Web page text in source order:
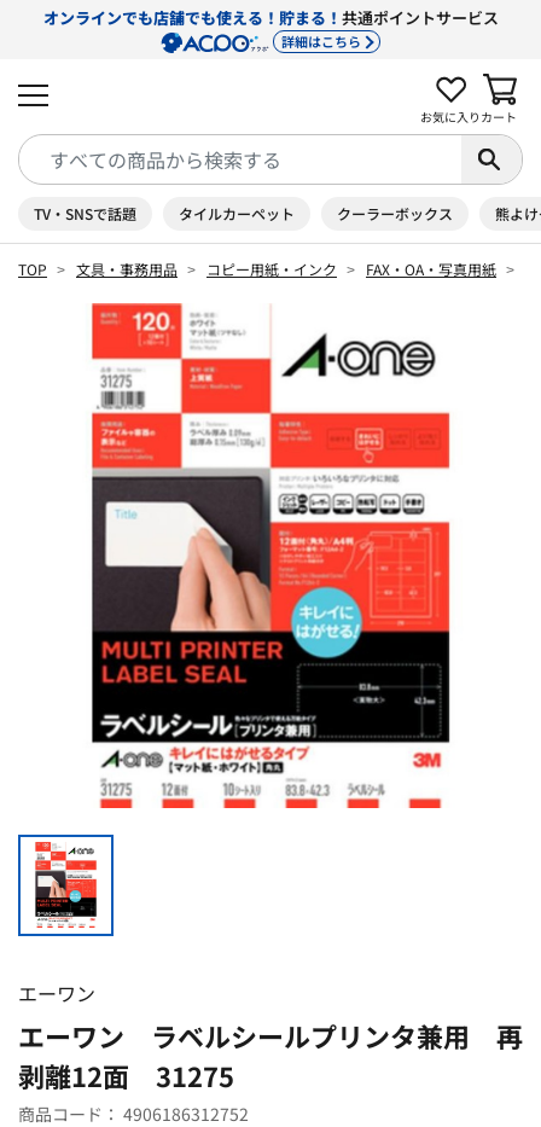
オンラインでも店舗でも使える！貯まる！ 共通ポイントサービス
詳細はこちら
お気に入り カート
TV・SNSで話題 タイルカーペット クーラーボックス 熊よ
TOP 文具・事務用品 コピー用紙・インク FAX・OA・写真用紙
エーワン
エーワン ラベルシールプリンタ兼用 再
剥離12面 31275
商品コード： 4906186312752